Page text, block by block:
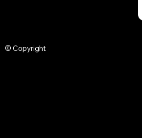
© Copyright